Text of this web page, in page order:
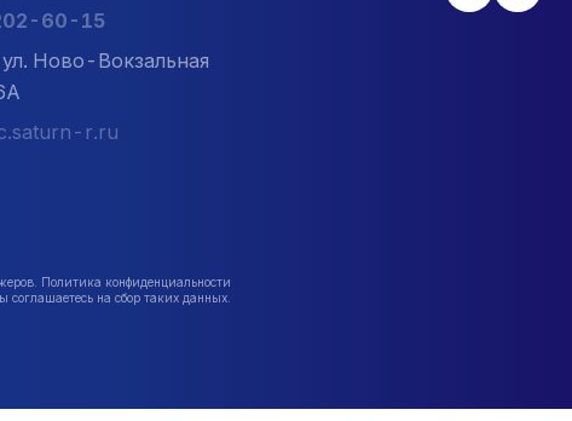
60-15
ул. Ново-Вокзальная
r.ru
Политика конфиденциальности
на сбор таких данных.